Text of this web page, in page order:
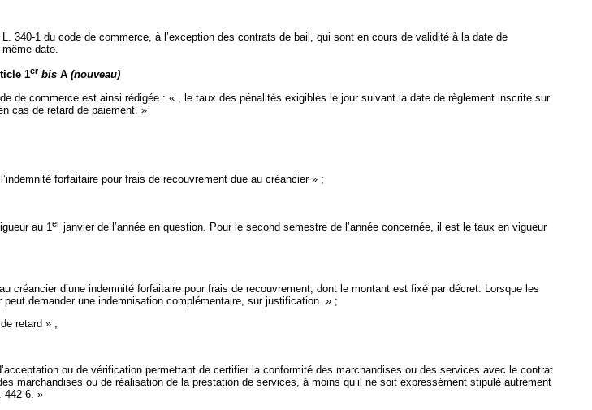
340-1 du code de commerce, à l’exception des contrats de bail, qui sont en cours de validité à la date de
date.
1er bisA (nouveau)
de commerce est ainsi rédigée : « , le taux des pénalités exigibles le jour suivant la date de règlement inscrite sur
cas de retard de paiement. »
forfaitaire pour frais de recouvrement due au créancier » ;
au 1er janvier de l’année en question. Pour le second semestre de l’année concernée, il est le taux en vigueur
d’une indemnité forfaitaire pour frais de recouvrement, dont le montant est fixé par décret. Lorsque les
demander une indemnisation complémentaire, sur justification. » ;
retard » ;
ou de vérification permettant de certifier la conformité des marchandises ou des services avec le contrat
marchandises ou de réalisation de la prestation de services, à moins qu’il ne soit expressément stipulé autrement
442-6. »